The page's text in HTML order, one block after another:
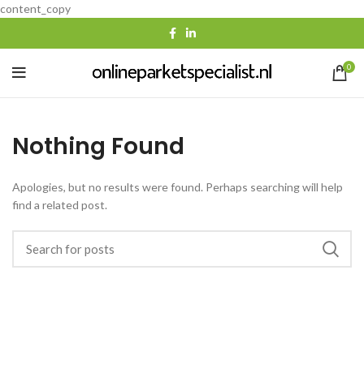
content_copy
0
Nothing Found
Apologies, but no results were found. Perhaps searching will help
find a related post.